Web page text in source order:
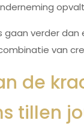
gaan verder
van
de
tillen